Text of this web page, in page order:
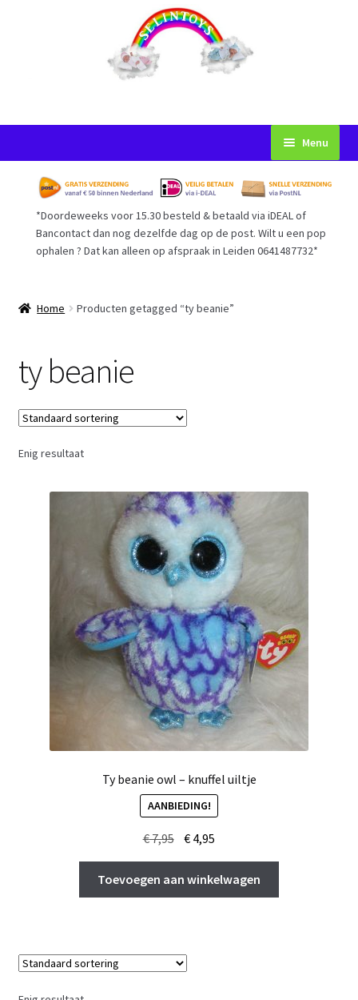
naar
navigatie
inhoud
Menu
Startpagina
Voorwaarden
Afrekenen
Retouren
*Doordeweeks voor 15.30 besteld & betaald via iDEAL of
Bancontact dan nog dezelfde dag op de post. Wilt u een pop
ophalen ? Dat kan alleen op afspraak in Leiden 0641487732*
Home Producten getagged “ty beanie”
ty beanie
Enig resultaat
Ty beanie owl – knuffel uiltje
AANBIEDING!
€7,95 Oorspronkelijke
prijs
was:
€ 7,95.
€ 4,95
prijs
is:
€ 4,95.
Toevoegen aan winkelwagen